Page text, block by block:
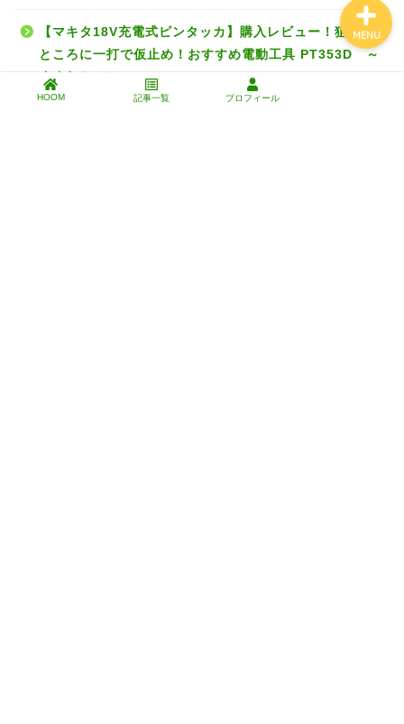
【マキタ18V充電式ピンタッカ】購入レビュー！狙った
ところに一打で仮止め！おすすめ電動工具 PT353D ～
すすむＤＩＹ
HOOM 記事一覧 プロフィール
MENU